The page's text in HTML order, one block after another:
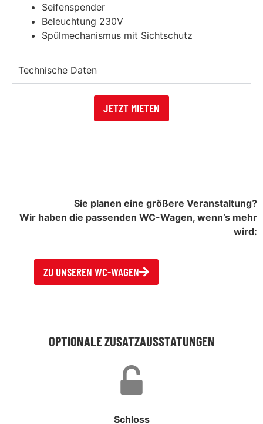
Seifenspender
Beleuchtung 230V
Spülmechanismus mit Sichtschutz
Technische Daten
JETZT MIETEN
Sie planen eine größere Veranstaltung?
Wir haben die passenden WC-Wagen, wenn’s mehr
wird:
ZU UNSEREN WC-WAGEN
OPTIONALE ZUSATZAUSSTATUNGEN
Schloss